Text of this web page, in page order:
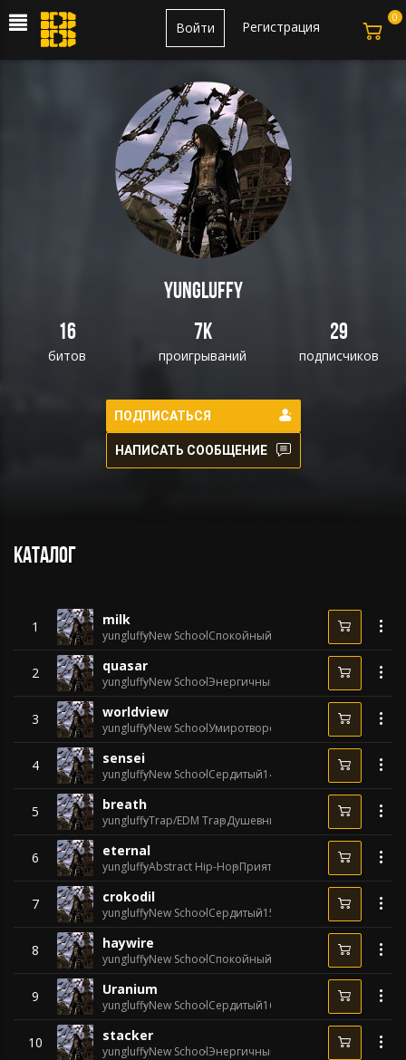
Регистрация
Войти
yungluffy
16
битов
7K
проигрываний
29
подписчиков
ПОДПИСАТЬСЯ
НАПИСАТЬ СООБЩЕНИЕ
Каталог
1 milk
yungluffyNew SchoolСпокойный
2 quasar
yungluffyNew SchoolЭнергичный
3 worldview
yungluffyNew SchoolУмиротворенный 160 BPM
4 sensei
yungluffyNew SchoolСердитый149 BPM
5 breath
yungluffyTrap/EDM TrapДушевный
6 eternal
yungluffyAbstract Hip-HopПриятный
7 crokodil
yungluffyNew SchoolСердитый150 BPM
8 haywire
yungluffyNew SchoolСпокойный
9 Uranium
yungluffyNew SchoolСердитый162 BPM
10 stacker
yungluffyNew SchoolЭнергичный
0